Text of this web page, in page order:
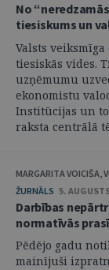
No
tiesiskums un
Valsts
tiesiskās vides.
uzņēmumu
ekonomistu
Institūcijas un
raksta centrālā
MARGARITA VOICIŠA,
ŽURNĀLS 5.
Darbības
normatīvās
Pēdējo gadu
mainījuši